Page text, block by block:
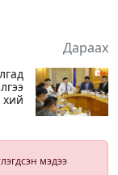
Дараах
хий
мэдээ